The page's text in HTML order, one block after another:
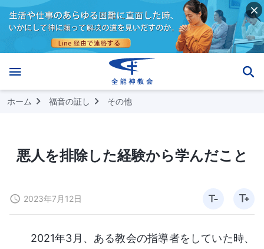
ホーム 福音の証し その他
悪人を排除した経験から学んだこと
2023年7月12日
2021年3月、ある教会の指導者をしていた時、